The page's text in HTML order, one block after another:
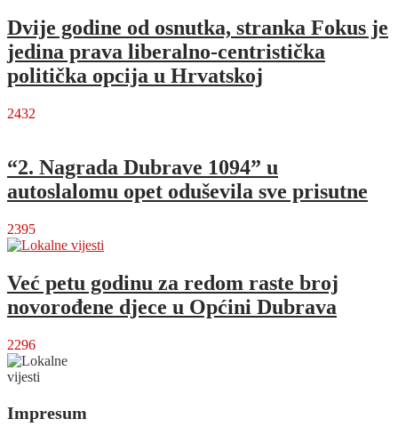
Dvije godine od osnutka, stranka Fokus je
jedina prava liberalno-centristička
politička opcija u Hrvatskoj
2432
“2. Nagrada Dubrave 1094” u
autoslalomu opet oduševila sve prisutne
2395
Već petu godinu za redom raste broj
novorođene djece u Općini Dubrava
2296
Impresum